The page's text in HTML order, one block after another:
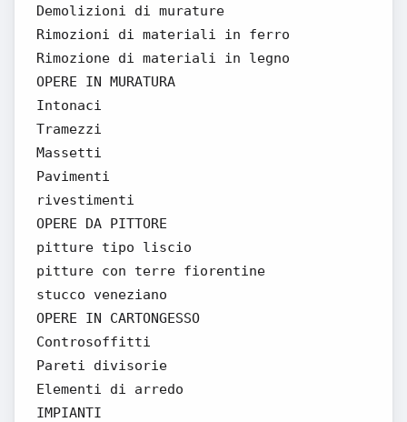
Demolizioni di murature
Rimozioni di materiali in ferro
Rimozione di materiali in legno
OPERE IN MURATURA
Intonaci
Tramezzi
Massetti
Pavimenti
rivestimenti
OPERE DA PITTORE
pitture tipo liscio
pitture con terre fiorentine
stucco veneziano
OPERE IN CARTONGESSO
Controsoffitti
Pareti divisorie
Elementi di arredo
IMPIANTI